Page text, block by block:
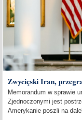
Zwycięski Iran,
Memorandum w sprawie
Zjednoczonymi jest
Amerykanie poszli na